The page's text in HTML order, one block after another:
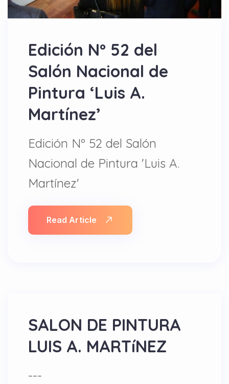
Edición Nº 52 del
Salón Nacional de
Pintura ‘Luis A.
Martínez’
Edición Nº 52 del Salón
Nacional de Pintura 'Luis A.
Martínez'
Read Article
SALON DE PINTURA
LUIS A. MARTíNEZ
---